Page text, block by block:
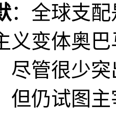
：全球支
义变体奥
尽管很少
但仍试图